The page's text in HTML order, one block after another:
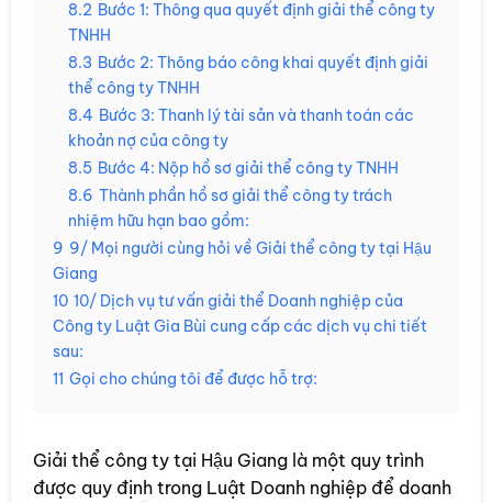
8.2 Bước 1: Thông qua quyết định giải thể công ty
TNHH
8.3 Bước 2: Thông báo công khai quyết định giải
thể công ty TNHH
8.4 Bước 3: Thanh lý tài sản và thanh toán các
khoản nợ của công ty
8.5 Bước 4: Nộp hồ sơ giải thể công ty TNHH
8.6 Thành phần hồ sơ giải thể công ty trách
nhiệm hữu hạn bao gồm:
9 9/ Mọi người cùng hỏi về Giải thể công ty tại Hậu
Giang
10 10/ Dịch vụ tư vấn giải thể Doanh nghiệp của
Công ty Luật Gia Bùi cung cấp các dịch vụ chi tiết
sau:
11 Gọi cho chúng tôi để được hỗ trợ:
Giải thể công ty tại Hậu Giang là một quy trình
được quy định trong Luật Doanh nghiệp để doanh